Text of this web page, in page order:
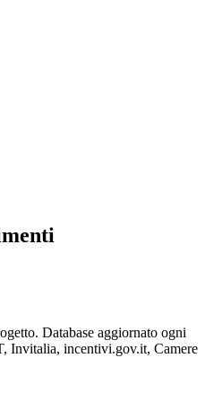
Database aggiornato ogni
Invitalia, incentivi.gov.it, Camere